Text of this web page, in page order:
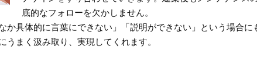
底的なフォローを欠かしません。
か具体的に言葉にできない」「説明ができない」という場合に
うまく汲み取り、実現してくれます。